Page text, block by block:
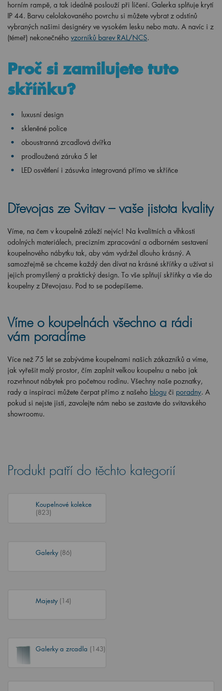
horním rampě, a tak ideálně poslouží při líčení. Galerka splňuje krytí
IP 44. Barvu celolakovaného povrchu si můžete vybrat z odstínů
vybraných našimi designéry ve vysokém lesku nebo matu. A navíc i z
(témeř) nekonečného vzorníků barev RAL/NCS.
Proč si zamilujete tuto
skříňku?
luxusní design
skleněné police
oboustranná zrcadlová dvířka
prodloužená záruka 5 let
LED osvětlení i zásuvka integrovaná přímo ve skříňce
Dřevojas ze Svitav – vaše jistota kvality
Víme, na čem v koupelně záleží nejvíc! Na kvalitních a vlhkosti
odolných materiálech, precizním zpracování a odborném sestavení
koupelnového nábytku tak, aby vám vydržel dlouho krásný. A
samozřejmě se chceme každý den dívat na krásné skříňky a užívat si
jejich promyšlený a praktický design. To vše splňují skříňky a vše do
koupelny z Dřevojasu. Pod to se podepíšeme.
Víme o koupelnách všechno a rádi
vám poradíme
Více než 75 let se zabýváme koupelnami našich zákazníků a víme,
jak vyřešit malý prostor, čím zaplnit velkou koupelnu a nebo jak
rozvrhnout nábytek pro početnou rodinu. Všechny naše poznatky,
rady a inspiraci můžete čerpat přímo z našeho blogu či poradny. A
pokud si nejste jisti, zavolejte nám nebo se zastavte do svitavského
showroomu.
Produkt patří do těchto kategorií
Koupelnové kolekce
(823)
Galerky (86)
Majesty (14)
Galerky a zrcadla (143)